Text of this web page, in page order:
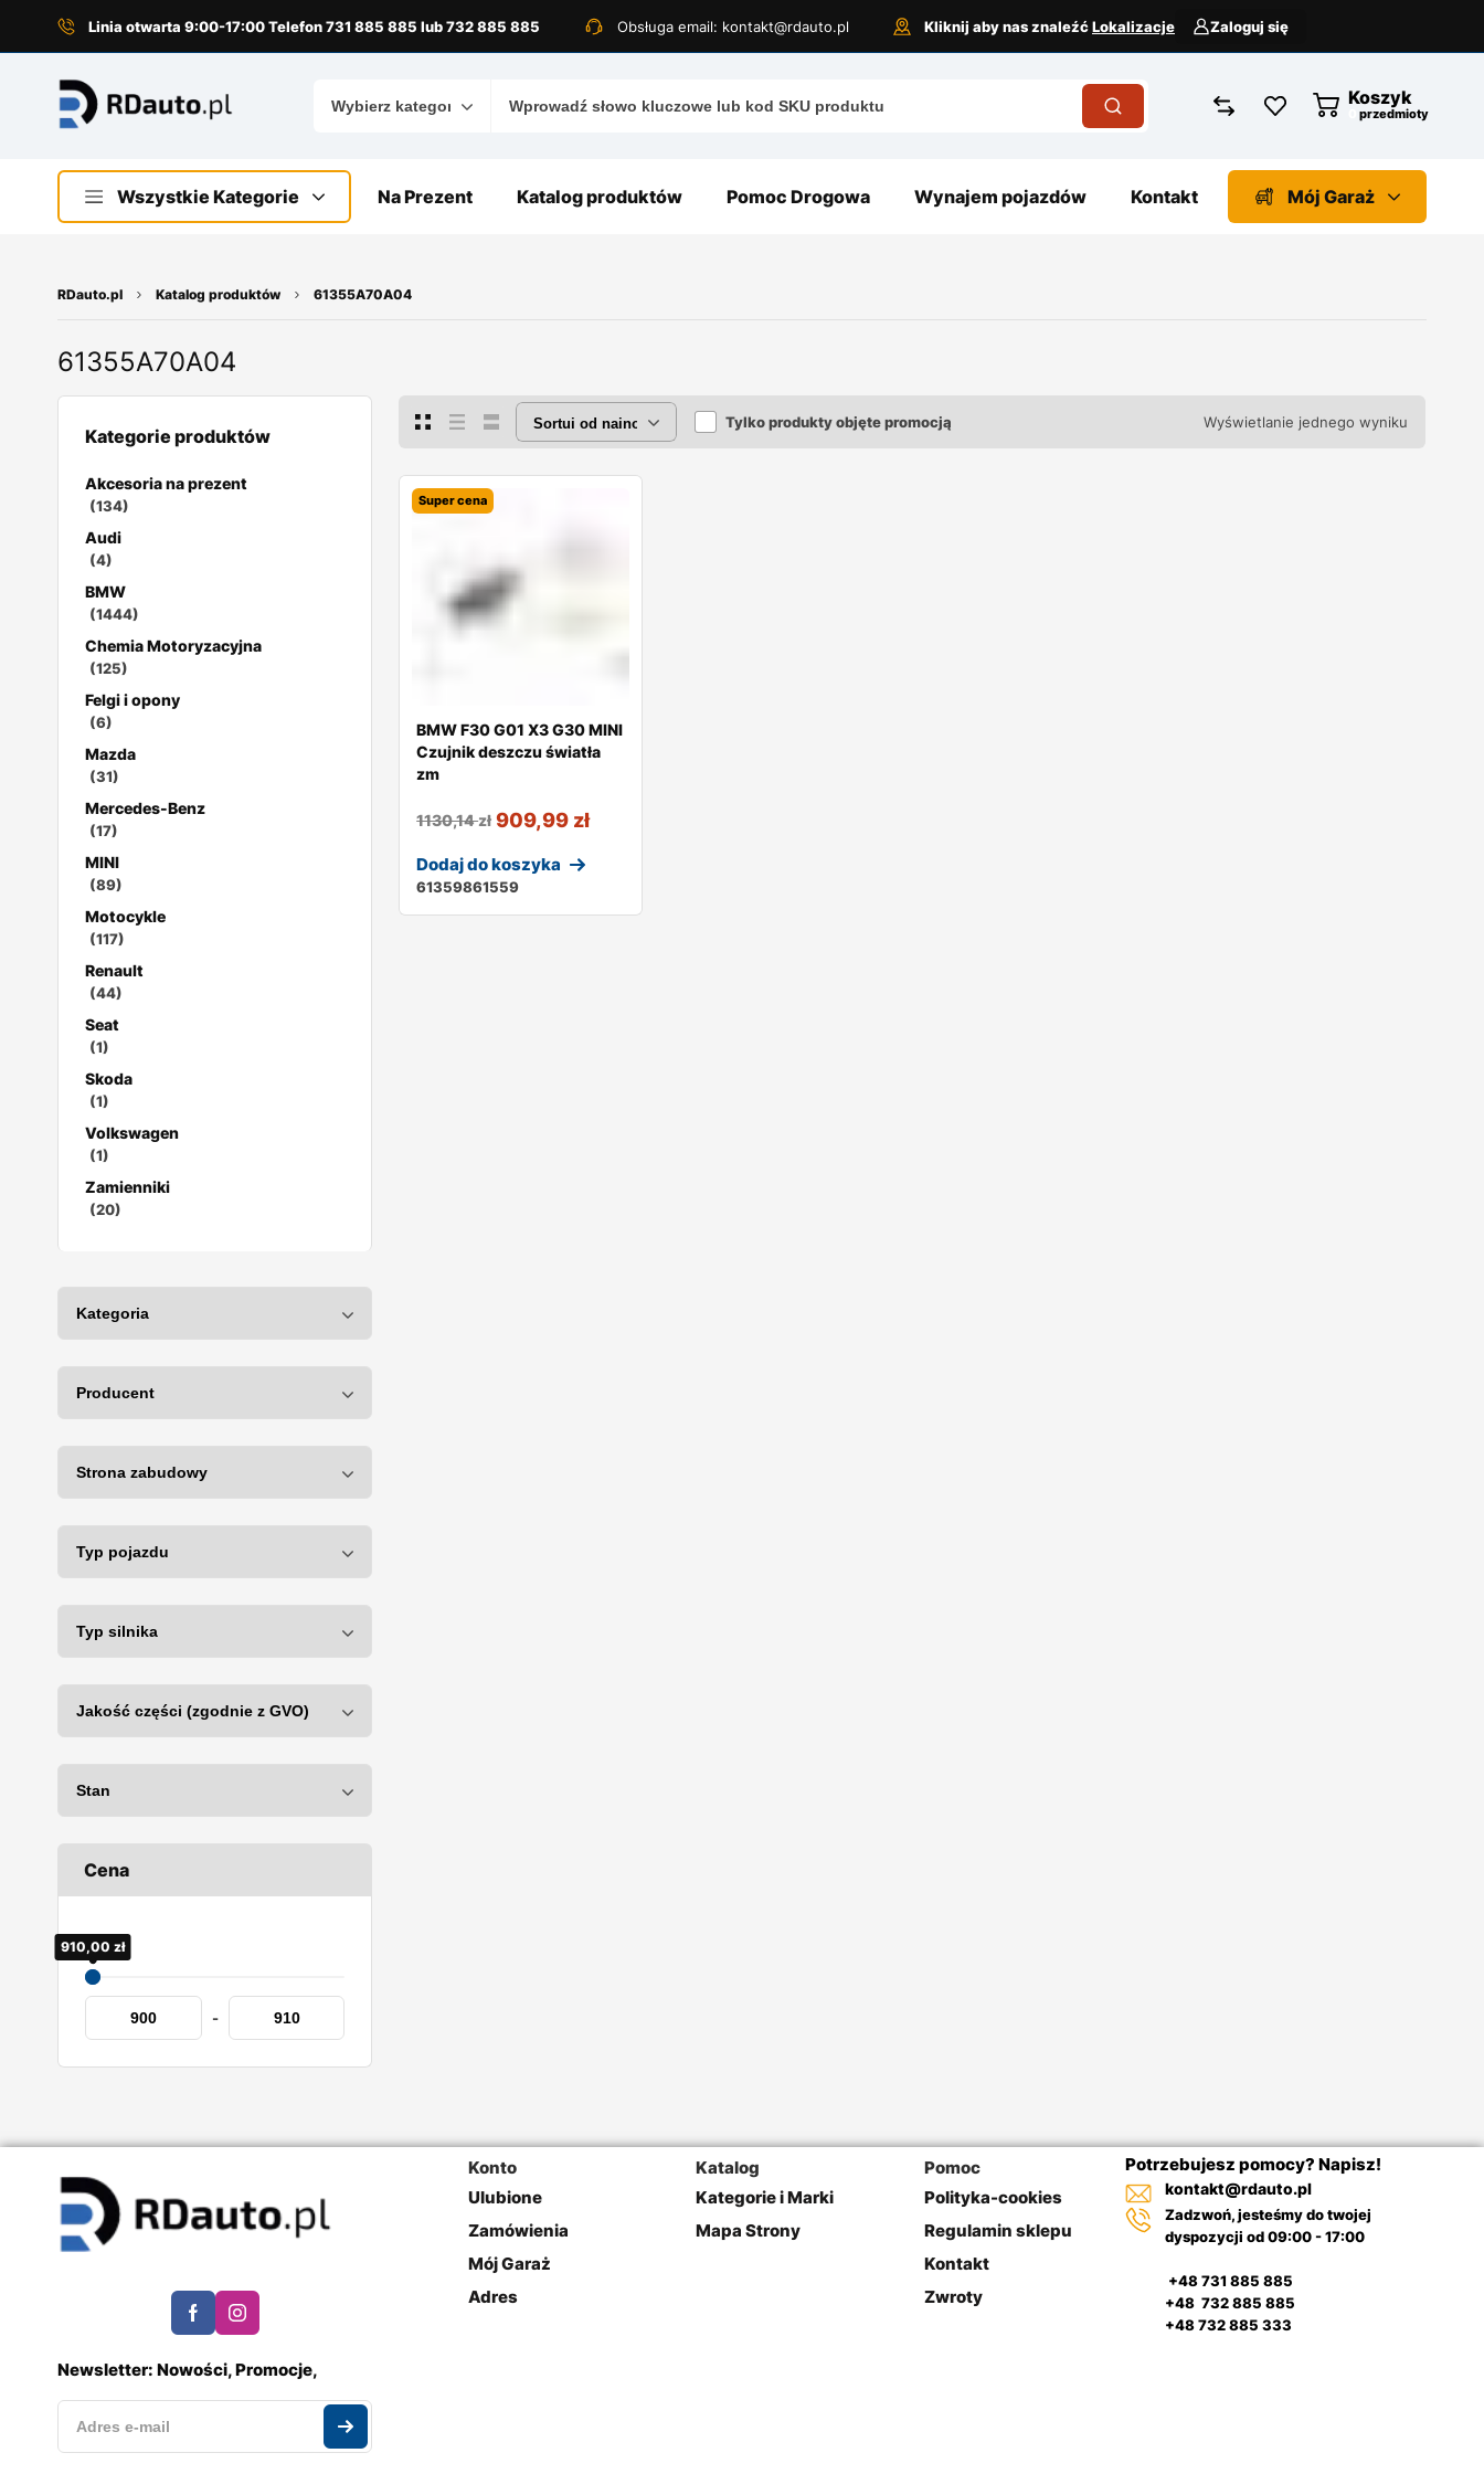
Linia otwarta 9:00-17:00 Telefon 731 885 885 lub 732 885 885 Obsługa email: kontakt@rdauto.pl Kliknij aby nas znaleźćLokalizacje Zaloguj się
Koszyk
przedmioty
Wszystkie Kategorie Na Prezent Katalog produktów Pomoc Drogowa Wynajem pojazdów Kontakt Mój Garaż
RDauto.pl Katalog produktów 61355A70A04
61355A70A04
Kategorie produktów
Akcesoria na prezent
(134)
Audi
(4)
BMW
(1444)
Chemia Motoryzacyjna
(125)
Felgi i opony
(6)
Mazda
(31)
Mercedes-Benz
(17)
MINI
(89)
Motocykle
(117)
Renault
(44)
Seat
(1)
Skoda
(1)
Volkswagen
(1)
Zamienniki
(20)
Cena
900,00zł
910,00 zł
-
Tylko produkty objęte promocją Wyświetlanie jednego wyniku
Super cena
BMW F30 G01 X3 G30 MINI
Czujnik deszczu światła
zm
1130,14zł 909,99 zł
Dodaj do koszyka
61359861559
Newsletter: Nowości, Promocje,
Konto
Ulubione
Zamówienia
Mój Garaż
Adres
Katalog
Kategorie i Marki
Mapa Strony
Pomoc
Polityka-cookies
Regulamin sklepu
Kontakt
Zwroty
Potrzebujesz pomocy? Napisz!
kontakt@rdauto.pl
Zadzwoń, jesteśmy do twojej
dyspozycji od 09:00 - 17:00
+48 731 885 885
+48 732 885 885
+48 732 885 333